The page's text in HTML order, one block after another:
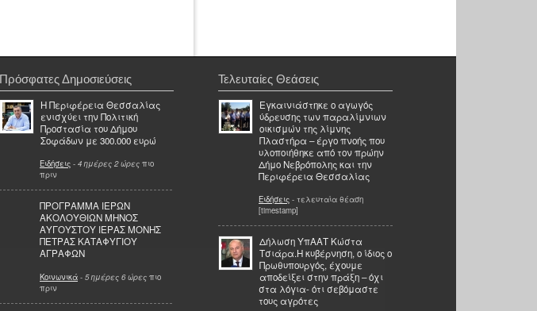
Πρόσφατες Δημοσιεύσεις
Η Περιφέρεια Θεσσαλίας
ενισχύει την Πολιτική
Προστασία του Δήμου
Σοφάδων με 300.000 ευρώ
Ειδήσεις - 4 ημέρες 2 ώρες πιο
πριν
ΠΡΟΓΡΑΜΜΑ ΙΕΡΩΝ
ΑΚΟΛΟΥΘΙΩΝ ΜΗΝΟΣ
ΑΥΓΟΥΣΤΟΥ ΙΕΡΑΣ ΜΟΝΗΣ
ΠΕΤΡΑΣ ΚΑΤΑΦΥΓΙΟΥ
ΑΓΡΑΦΩΝ
Κοινωνικά - 5 ημέρες 6 ώρες πιο
πριν
Τελευταίες Θεάσεις
Εγκαινιάστηκε ο αγωγός
ύδρευσης των παραλίμνιων
οικισμών της λίμνης
Πλαστήρα – έργο πνοής που
υλοποιήθηκε από τον πρώην
Δήμο Νεβρόπολης και την
Περιφέρεια Θεσσαλίας
Ειδήσεις - τελευταία θέαση
[timestamp]
Δήλωση ΥπΑΑΤ Κώστα
Τσιάρα.Η κυβέρνηση, ο ίδιος ο
Πρωθυπουργός, έχουμε
αποδείξει στην πράξη – όχι
στα λόγια- ότι σεβόμαστε
τους αγρότες